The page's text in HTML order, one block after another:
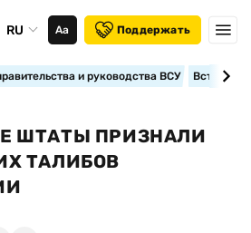
RU Аа Поддержать
и руководства ВСУ
ШТАТЫ ПРИЗНАЛИ
ТАЛИБОВ